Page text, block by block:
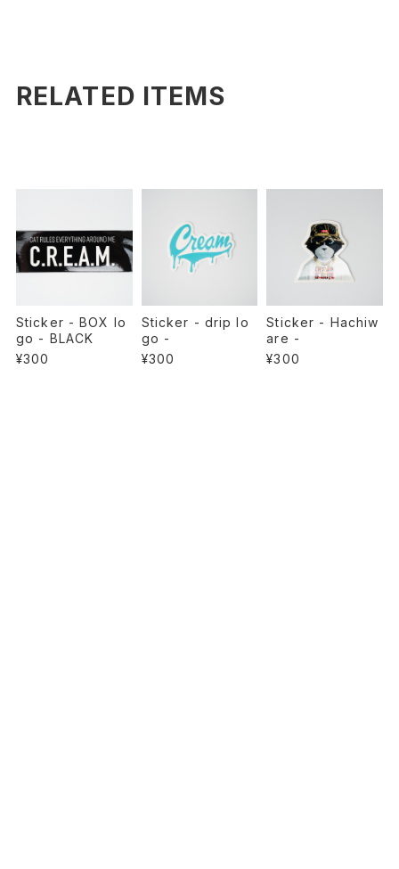
RELATED ITEMS
Sticker - BOX lo
go - BLACK
¥300
Sticker - drip lo
go -
¥300
Sticker - Hachiw
are -
¥300